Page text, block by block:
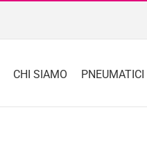
CHI SIAMO PNEUMATICI